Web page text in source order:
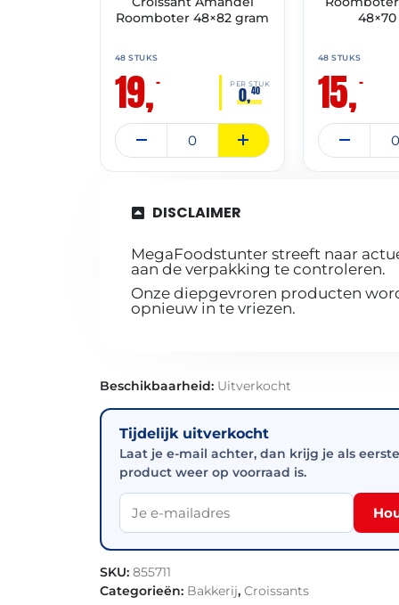
Roomboter 48×82 gram
48 STUKS
19,– PER STUK
0,40
48 STUKS
15,–
DISCLAIMER
MegaFoodstunter streeft naar
aan de verpakking te controleren.
Onze diepgevroren producten
opnieuw in te vriezen.
Beschikbaarheid: Uitverkocht
Tijdelijk uitverkocht
Laat je e-mail achter, dan krijg je als
product weer op voorraad is.
SKU: 855711
Categorieën: Bakkerij, Croissants